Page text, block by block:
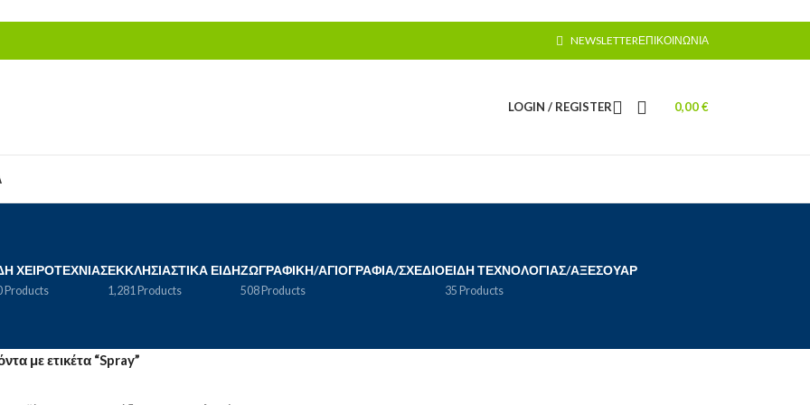
NEWSLETTERΕΠΙΚΟΙΝΩΝΊΑ
LOGIN / REGISTER 0,00€
ΧΕΙΡΟΤΕΧΝΊΑΣ
Products
ΕΚΚΛΗΣΙΑΣΤΙΚΆ ΕΊΔΗ
1,281 Products
ΖΩΓΡΑΦΙΚΉ/ΑΓΙΟΓΡΑΦΊΑ/ΣΧΈΔΙΟ
508 Products
ΕΊΔΗ ΤΕΧΝΟΛΟΓΊΑΣ/ΑΞΕΣΟΥΆΡ
35 Products
με ετικέτα “Spray”